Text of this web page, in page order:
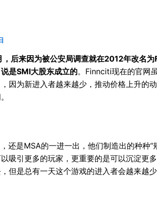
后来因为被公安局调查就在2012年改名
是SMI大股东成立的。Finnciti现在的官网
因为新进入者越来越少，推动价格上升的
是MSA的一进一出，他们制造出的种种“
吸引更多的玩家，更重要的是可以沉淀更
但是总有一天这个游戏的进入者会越来越少